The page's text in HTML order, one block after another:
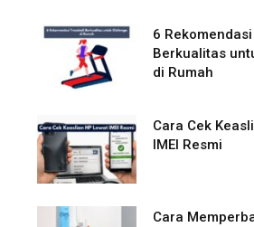
6
Berkualitas
di Rumah
Cara Cek
IMEI Resmi
Cara